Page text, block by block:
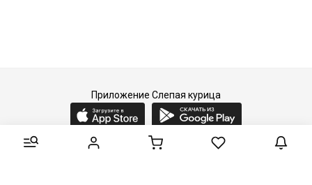
Приложение Слепая курица
2015-2026 © Слепая курица - fashion concept store.